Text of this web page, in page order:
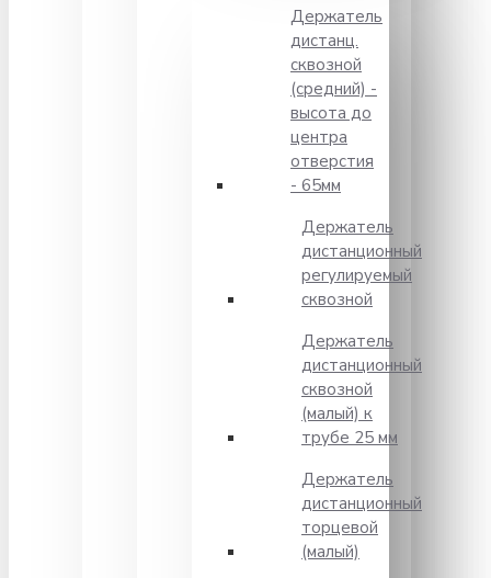
Держатель
дистанц.
сквозной
(средний) -
высота до
центра
отверстия
- 65мм
Держатель
дистанционный
регулируемый
сквозной
Держатель
дистанционный
сквозной
(малый) к
трубе 25 мм
Держатель
дистанционный
торцевой
(малый)